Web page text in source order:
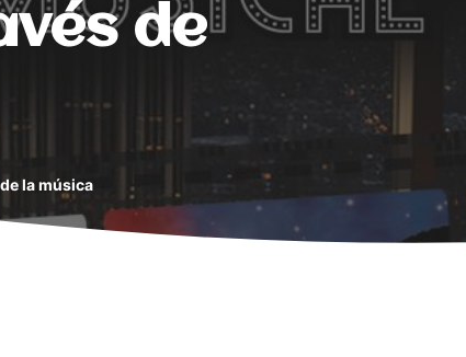
de
la música